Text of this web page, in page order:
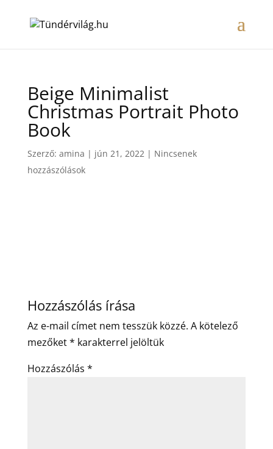
Beige Minimalist
Christmas Portrait Photo
Book
Szerző: amina | jún 21, 2022| Nincsenek
hozzászólások
Hozzászólás írása
Az e-mail címet nem tesszük közzé. A kötelező
mezőket* karakterrel jelöltük
Hozzászólás *